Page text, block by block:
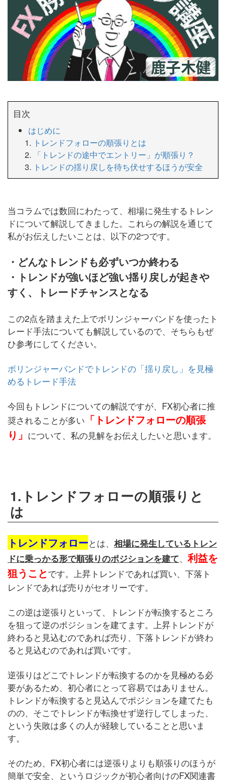
目次
はじめに
トレンドフォローの順張りとは
「トレンドの途中でエントリー」が順張り？
トレンドの揺り戻しを待ち伏せするほうが安全
当コラムでは数回にわたって、相場に発生するトレン
ドについて解説してきました。これらの解説を通じて
私がお伝えしたいことは、以下の2つです。
・どんなトレンドも必ずいつか終わる
・トレンドが強いほど強い揺り戻しが起きや
すく、トレードチャンスとなる
この2点を踏まえた上でボリンジャーバンドを使ったト
レード手法についても解説しているので、そちらもぜ
ひ参考にしてください。
ボリンジャーバンドでトレンドの「揺り戻し」を見極
めるトレード手法
今回もトレンドについての解説ですが、FX初心者に推
奨されることが多い 「トレンドフォローの順張
り」 について、私の見解をお伝えしたいと思います。
1.トレンドフォローの順張りと
は
トレンドフォローとは、 相場に発生しているトレン
ドに乗っかる形で順張りのポジションを建て、利益を
狙うことです。上昇トレンドであれば買い、下落ト
レンドであれば売りがセオリーです。
この逆は逆張りといって、トレンドが転換するところ
を狙って逆のポジションを建てます。上昇トレンドが
終わると見込むのであれば売り、下落トレンドが終わ
ると見込むのであれば買いです。
逆張りはどこでトレンドが転換するのかを見極める必
要があるため、初心者にとって容易ではありません。
トレンドが転換すると見込んでポジションを建てたも
のの、そこでトレンドが転換せず逆行してしまった、
という失敗は多くの人が経験していることと思いま
す。
そのため、FX初心者には逆張りよりも順張りのほうが
簡単で安全、というロジックが初心者向けのFX関連書